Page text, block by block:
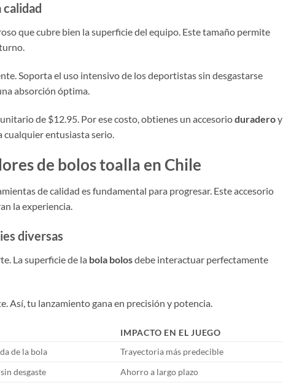
que cubre bien la superficie del equipo. Este tamaño permite
Soporta el uso intensivo de los deportistas sin desgastarse
absorción óptima.
de $12.95. Por ese costo, obtienes un accesorioduraderoy
cualquier entusiasta serio.
de bolos toalla en Chile
de calidad es fundamental para progresar. Este accesorio
la experiencia.
diversas
La superficie de la bola bolosdebe interactuar perfectamente
Así, tu lanzamiento gana en precisión y potencia.
IMPACTO EN EL JUEGO
de la bola
Trayectoria más predecible
desgaste
Ahorro a largo plazo